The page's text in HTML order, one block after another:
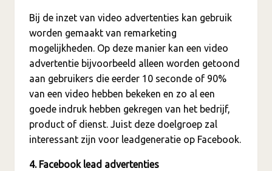
Bij de inzet van video advertenties kan gebruik
worden gemaakt van remarketing
mogelijkheden. Op deze manier kan een video
advertentie bijvoorbeeld alleen worden getoond
aan gebruikers die eerder 10 seconde of 90%
van een video hebben bekeken en zo al een
goede indruk hebben gekregen van het bedrijf,
product of dienst. Juist deze doelgroep zal
interessant zijn voor leadgeneratie op Facebook.
4. Facebook lead advertenties